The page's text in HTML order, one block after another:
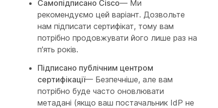
Самопідписано Cisco— Ми
рекомендуємо цей варіант. Дозвольте
нам підписати сертифікат, тому вам
потрібно продовжувати його лише раз на
п'ять років.
Підписано публічним центром
сертифікації— Безпечніше, але вам
потрібно буде часто оновлювати
метадані (якщо ваш постачальник IdP не